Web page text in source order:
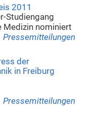
2011
Studiengang
Medizin nominiert
Pressemitteilungen
der
in Freiburg
Pressemitteilungen